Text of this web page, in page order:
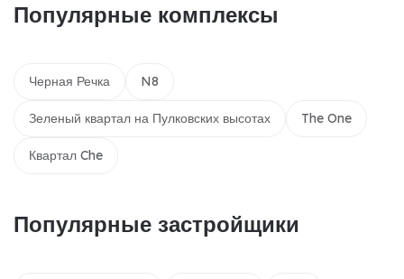
Популярные комплексы
Черная Речка N8
Зеленый квартал на Пулковских высотах The One
Квартал Che
Популярные застройщики